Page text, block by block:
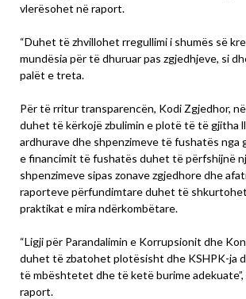
vlerësohet në raport.
“Duhet të zhvillohet rregullimi i shumës së
mundësia për të dhuruar pas zgjedhjeve, si
palët e treta.
Për të rritur transparencën, Kodi Zgjedhor,
duhet të kërkojë zbulimin e plotë të të gjitha
ardhurave dhe shpenzimeve të fushatës nga
e financimit të fushatës duhet të përfshijnë
shpenzimeve sipas zonave zgjedhore dhe
raporteve përfundimtare duhet të
praktikat e mira ndërkombëtare.
“Ligji për Parandalimin e Korrupsionit dhe
duhet të zbatohet plotësisht dhe KSHPK-ja
të mbështetet dhe të ketë burime
raport.